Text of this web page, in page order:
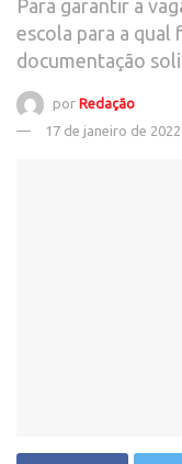
Para garantir a
escola para a qual
documentação
por Redação
17 de janeiro de 2022